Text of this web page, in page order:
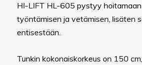
HI-LIFT HL-605 pystyy
työntämisen ja vetämisen, lisäten
entisestään.
Tunkin kokonaiskorkeus on 150